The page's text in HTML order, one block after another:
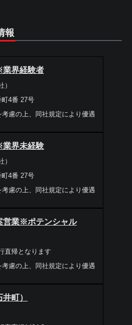
報
業界経験者
4番 27号
慮の上、同社規定により優遇
業界未経験
4番 27号
慮の上、同社規定により優遇
営業※ポテンシャル
帰となります
慮の上、同社規定により優遇
町）